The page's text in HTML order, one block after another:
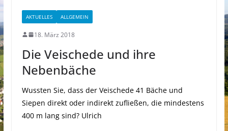
AKTUELLES ALLGEMEIN
18. März 2018
Die Veischede und ihre
Nebenbäche
Wussten Sie, dass der Veischede 41 Bäche und
Siepen direkt oder indirekt zufließen, die mindestens
400 m lang sind? Ulrich